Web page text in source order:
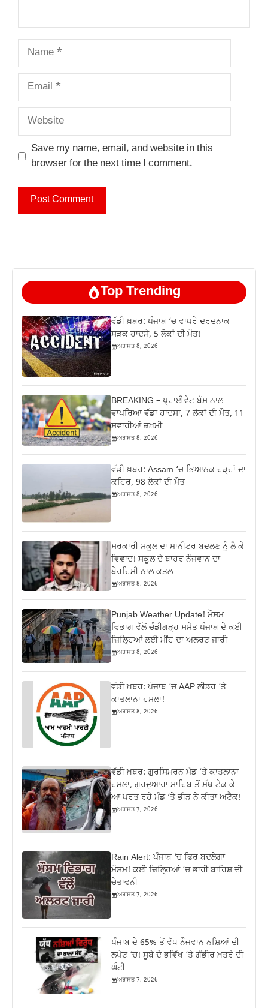
Name
Email
Website
Save my name, email, and website in this
browser for the next time I comment.
Top Trending
ਵੱਡੀ ਖ਼ਬਰ: ਪੰਜਾਬ ‘ਚ ਵਾਪਰੇ ਦਰਦਨਾਕ
ਸੜਕ ਹਾਦਸੇ, 5 ਲੋਕਾਂ ਦੀ ਮੌਤ!
ਅਗਸਤ 8, 2026
BREAKING – ਪ੍ਰਾਈਵੇਟ ਬੱਸ ਨਾਲ
ਵਾਪਰਿਆ ਵੱਡਾ ਹਾਦਸਾ, 7 ਲੋਕਾਂ ਦੀ ਮੌਤ, 11
ਸਵਾਰੀਆਂ ਜ਼ਖ਼ਮੀ
ਅਗਸਤ 8, 2026
ਵੱਡੀ ਖ਼ਬਰ: Assam ‘ਚ ਭਿਆਨਕ ਹੜ੍ਹਾਂ ਦਾ
ਕਹਿਰ, 98 ਲੋਕਾਂ ਦੀ ਮੌਤ
ਅਗਸਤ 8, 2026
ਸਰਕਾਰੀ ਸਕੂਲ ਦਾ ਮਾਨੀਟਰ ਬਦਲਣ ਨੂੰ ਲੈ ਕੇ
ਵਿਵਾਦ! ਸਕੂਲ ਦੇ ਬਾਹਰ ਨੌਜਵਾਨ ਦਾ
ਬੇਰਹਿਮੀ ਨਾਲ ਕਤਲ
ਅਗਸਤ 8, 2026
Punjab Weather Update! ਮੌਸਮ
ਵਿਭਾਗ ਵੱਲੋਂ ਚੰਡੀਗੜ੍ਹ ਸਮੇਤ ਪੰਜਾਬ ਦੇ ਕਈ
ਜ਼ਿਲ੍ਹਿਆਂ ਲਈ ਮੀਂਹ ਦਾ ਅਲਰਟ ਜਾਰੀ
ਅਗਸਤ 8, 2026
ਵੱਡੀ ਖ਼ਬਰ: ਪੰਜਾਬ ‘ਚ AAP ਲੀਡਰ ‘ਤੇ
ਕਾਤਲਾਨਾ ਹਮਲਾ!
ਅਗਸਤ 8, 2026
ਵੱਡੀ ਖ਼ਬਰ: ਗੁਰਸਿਮਰਨ ਮੰਡ ‘ਤੇ ਕਾਤਲਾਨਾ
ਹਮਲਾ, ਗੁਰਦੁਆਰਾ ਸਾਹਿਬ ਤੋਂ ਮੱਥ ਟੇਕ ਕੇ
ਆ ਪਰਤ ਰਹੇ ਮੰਡ ‘ਤੇ ਭੀੜ ਨੇ ਕੀਤਾ ਅਟੈਕ!
ਅਗਸਤ 7, 2026
Rain Alert: ਪੰਜਾਬ ‘ਚ ਫਿਰ ਬਦਲੇਗਾ
ਮੌਸਮ! ਕਈ ਜ਼ਿਲ੍ਹਿਆਂ ‘ਚ ਭਾਰੀ ਬਾਰਿਸ਼ ਦੀ
ਚੇਤਾਵਨੀ
ਅਗਸਤ 7, 2026
ਪੰਜਾਬ ਦੇ 65% ਤੋਂ ਵੱਧ ਨੌਜਵਾਨ ਨਸ਼ਿਆਂ ਦੀ
ਲਪੇਟ ‘ਚ! ਸੂਬੇ ਦੇ ਭਵਿੱਖ ‘ਤੇ ਗੰਭੀਰ ਖ਼ਤਰੇ ਦੀ
ਘੰਟੀ
ਅਗਸਤ 7, 2026